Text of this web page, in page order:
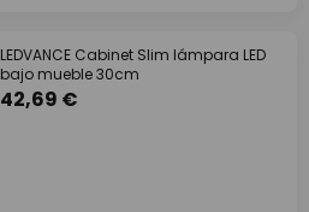
LEDVANCE Cabinet Slim lámpara LED
bajo mueble 30cm
42,69 €